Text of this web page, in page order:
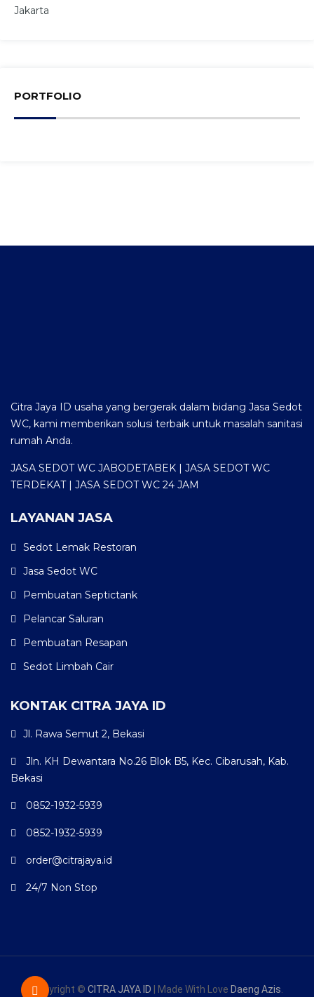
PORTFOLIO
Citra Jaya ID usaha yang bergerak dalam bidang Jasa Sedot
WC, kami memberikan solusi terbaik untuk masalah sanitasi
rumah Anda.
JASA SEDOT WC JABODETABEK | JASA SEDOT WC
TERDEKAT | JASA SEDOT WC 24 JAM
LAYANAN JASA
Sedot Lemak Restoran
Jasa Sedot WC
Pembuatan Septictank
Pelancar Saluran
Pembuatan Resapan
Sedot Limbah Cair
KONTAK CITRA JAYA ID
Jl. Rawa Semut 2, Bekasi
Jln. KH Dewantara No.26 Blok B5, Kec. Cibarusah, Kab.
Bekasi
0852-1932-5939
0852-1932-5939
order@citrajaya.id
24/7 Non Stop
Copyright © CITRA JAYA ID | Made With Love Daeng Azis